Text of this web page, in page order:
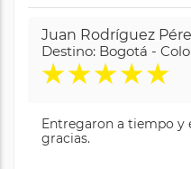
Juan Rodríguez
Destino: Bogotá -
★★★★★
Entregaron a tiempo y
gracias.